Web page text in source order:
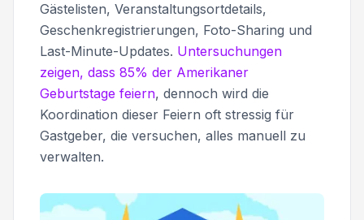
Gästelisten, Veranstaltungsortdetails,
Geschenkregistrierungen, Foto-Sharing und
Last-Minute-Updates. Untersuchungen
zeigen, dass 85% der Amerikaner
Geburtstage feiern, dennoch wird die
Koordination dieser Feiern oft stressig für
Gastgeber, die versuchen, alles manuell zu
verwalten.